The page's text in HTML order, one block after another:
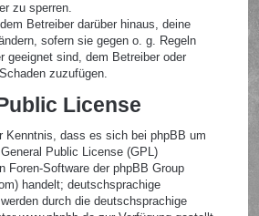
zu sperren.
Betreiber darüber hinaus, deine
sofern sie gegen o. g. Regeln
geeignet sind, dem Betreiber oder
zuzufügen.
License
Kenntnis, dass es sich bei phpBB um
Public License (GPL)
Foren-Software der phpBB Group
handelt; deutschsprachige
durch die deutschsprachige